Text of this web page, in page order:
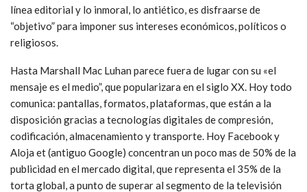
línea editorial y lo inmoral, lo antiético, es disfraarse de
“objetivo” para imponer sus intereses económicos, políticos o
religiosos.
Hasta Marshall Mac Luhan parece fuera de lugar con su «el
mensaje es el medio”, que popularizara en el siglo XX. Hoy todo
comunica: pantallas, formatos, plataformas, que están a la
disposición gracias a tecnologías digitales de compresión,
codificación, almacenamiento y transporte. Hoy Facebook y
Aloja et (antiguo Google) concentran un poco mas de 50% de la
publicidad en el mercado digital, que representa el 35% de la
torta global, a punto de superar al segmento de la televisión